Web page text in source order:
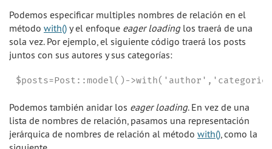
Podemos especificar multiples nombres de relación en el
método with() y el enfoque eager loadinglos traerá de una
sola vez. Por ejemplo, el siguiente código traerá los posts
juntos con sus autores y sus categorías:
$posts=Post::model()-
Podemos también anidar los eager loading. En vez de una
lista de nombres de relación, pasamos una representación
jerárquica de nombres de relación al método with() , como la